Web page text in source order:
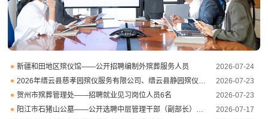
新疆和田地区殡仪馆——公开招聘编制外殡葬服务人员
2026-07-24
2026年缙云县慈孝园殡仪服务有限公司、缙云县静园殡仪服务有限公司招聘工作人员公告
2026-07-23
贺州市殡葬管理处——招聘就业见习岗位人员6名
2026-07-23
阳江市石猪山公墓——公开选聘中层管理干部（副部长）4名
2026-07-17